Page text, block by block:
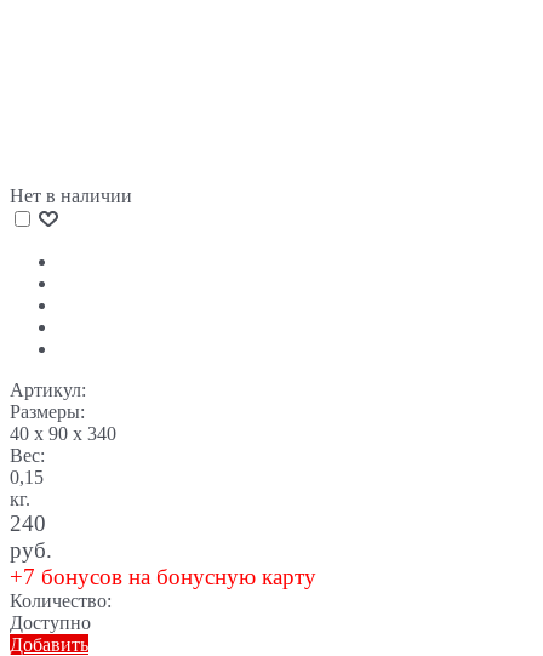
Нет в наличии
Артикул:
Размеры:
40 x 90 x 340
Вес:
0,15
кг.
240
руб.
+7 бонусов на бонусную карту
Количество:
Доступно
Добавить